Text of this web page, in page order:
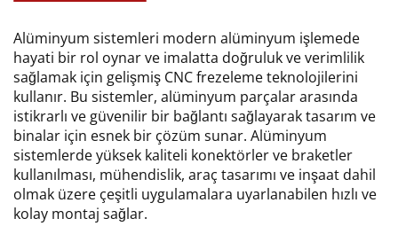
Alüminyum sistemleri modern alüminyum işlemede
hayati bir rol oynar ve imalatta doğruluk ve verimlilik
sağlamak için gelişmiş CNC frezeleme teknolojilerini
kullanır. Bu sistemler, alüminyum parçalar arasında
istikrarlı ve güvenilir bir bağlantı sağlayarak tasarım ve
binalar için esnek bir çözüm sunar. Alüminyum
sistemlerde yüksek kaliteli konektörler ve braketler
kullanılması, mühendislik, araç tasarımı ve inşaat dahil
olmak üzere çeşitli uygulamalara uyarlanabilen hızlı ve
kolay montaj sağlar.